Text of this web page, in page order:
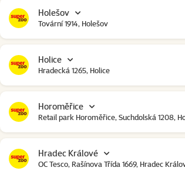
Holešov
Tovární 1914, Holešov
Holice
Hradecká 1265, Holice
Horoměřice
Retail park Horoměřice, Suchdolská 1208,
Hradec Králové
OC Tesco, Rašínova Třída 1669, Hradec